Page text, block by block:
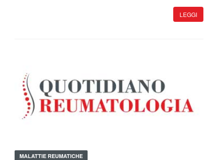
LEGGI
MALATTIE REUMATICHE